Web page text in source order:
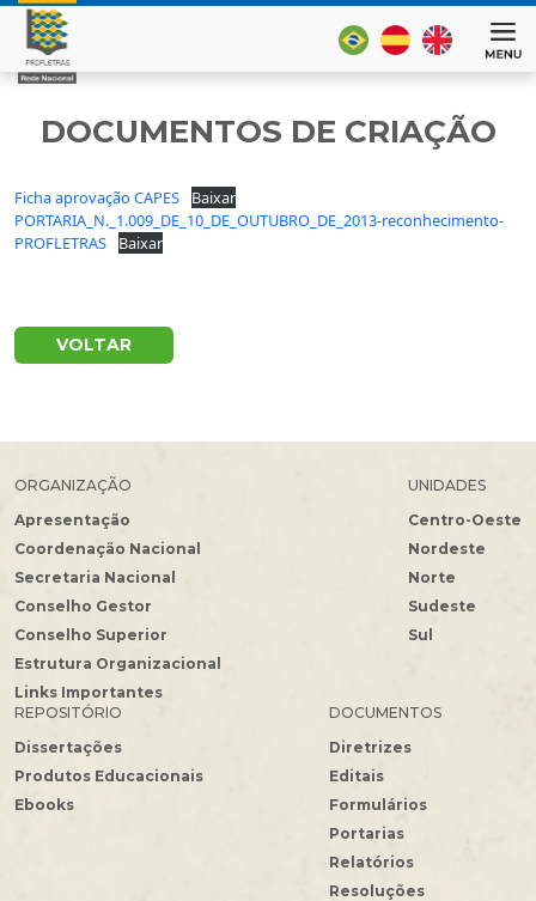
DOCUMENTOS DE CRIAÇÃO
Ficha aprovação CAPES
Baixar
PORTARIA_N._1.009_DE_10_DE_OUTUBRO_DE_2013-reconhecimento-
PROFLETRAS
Baixar
VOLTAR
ORGANIZAÇÃO
Apresentação
Coordenação Nacional
Secretaria Nacional
Conselho Gestor
Conselho Superior
Estrutura Organizacional
Links Importantes
UNIDADES
Centro-Oeste
Nordeste
Norte
Sudeste
Sul
REPOSITÓRIO
Dissertações
Produtos Educacionais
Ebooks
DOCUMENTOS
Diretrizes
Editais
Formulários
Portarias
Relatórios
Resoluções